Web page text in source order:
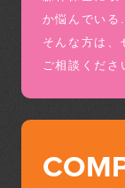
か悩んでいる
そんな方は、
ご相談くださ